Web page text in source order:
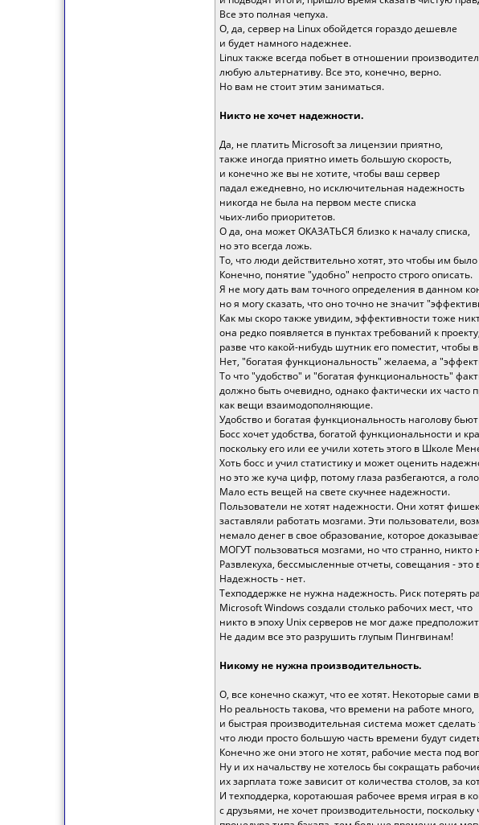
Все это полная чепуха.
О, да, сервер на Linux обойдется гораздо дешевле
и будет намного надежнее.
Linux также всегда побьет в отношении
любую альтернативу. Все это, конечно, верно.
Но вам не стоит этим заниматься.
Никто не хочет надежности.
Да, не платить Microsoft за лицензии приятно,
также иногда приятно иметь большую скорость,
и конечно же вы не хотите, чтобы ваш сервер
падал ежедневно, но исключительная надежность
никогда не была на первом месте списка
чьих-либо приоритетов.
О да, она может ОКАЗАТЬСЯ близко к началу списка,
но это всегда ложь.
То, что люди действительно хотят, это чтобы им
Конечно, понятие "удобно" непросто строго описать.
Я не могу дать вам точного определения в данном
но я могу сказать, что оно точно не значит
Как мы скоро также увидим, эффективности тоже
она редко появляется в пунктах требований к проекту,
разве что какой-нибудь шутник его поместит, чтобы
Нет, "богатая функциональность" желаема, а
То что "удобство" и "богатая функциональность"
должно быть очевидно, однако фактически их часто
как вещи взаимодополняющие.
Удобство и богатая функциональность наголову
Босс хочет удобства, богатой функциональности и
поскольку его или ее учили хотеть этого в Школе
Хоть босс и учил статистику и может оценить
но это же куча цифр, потому глаза разбегаются, а
Мало есть вещей на свете скучнее надежности.
Пользователи не хотят надежности. Они хотят
заставляли работать мозгами. Эти пользователи,
немало денег в свое образование, которое
МОГУТ пользоваться мозгами, но что странно, никто
Развлекуха, бессмысленные отчеты, совещания - это
Надежность - нет.
Техподдержке не нужна надежность. Риск потерять
Microsoft Windows создали столько рабочих мест, что
никто в эпоху Unix серверов не мог даже
Не дадим все это разрушить глупым Пингвинам!
Никому не нужна производительность.
О, все конечно скажут, что ее хотят. Некоторые сами
Но реальность такова, что времени на работе много,
и быстрая производительная система может сделать
что люди просто большую часть времени будут
Конечно же они этого не хотят, рабочие места под
Ну и их начальству не хотелось бы сокращать
их зарплата тоже зависит от количества столов, за
И техподдерка, коротаюшая рабочее время играя в
с друзьями, не хочет производительности,